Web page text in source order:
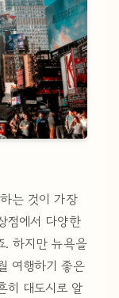
는 것이 가장
점에서 다양한
. 하지만 뉴욕을
여행하기 좋은
히 대도시로 알